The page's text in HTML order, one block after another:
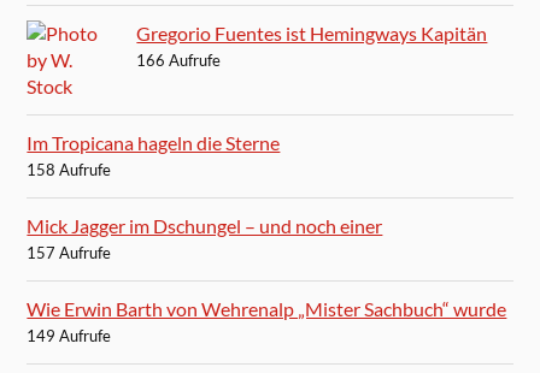
Gregorio Fuentes ist Hemingways Kapitän
166 Aufrufe
Im Tropicana hageln die Sterne
158 Aufrufe
Mick Jagger im Dschungel – und noch einer
157 Aufrufe
Wie Erwin Barth von Wehrenalp „Mister Sachbuch“ wurde
149 Aufrufe